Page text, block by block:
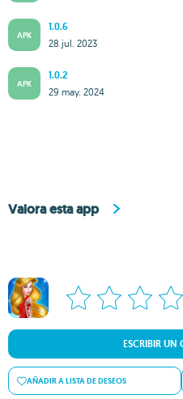
APK
1.0.6
28 jul. 2023
APK
1.0.2
29 may. 2024
Valora esta app
ESCRIBIR UN
AÑADIR A LISTA DE DESEOS